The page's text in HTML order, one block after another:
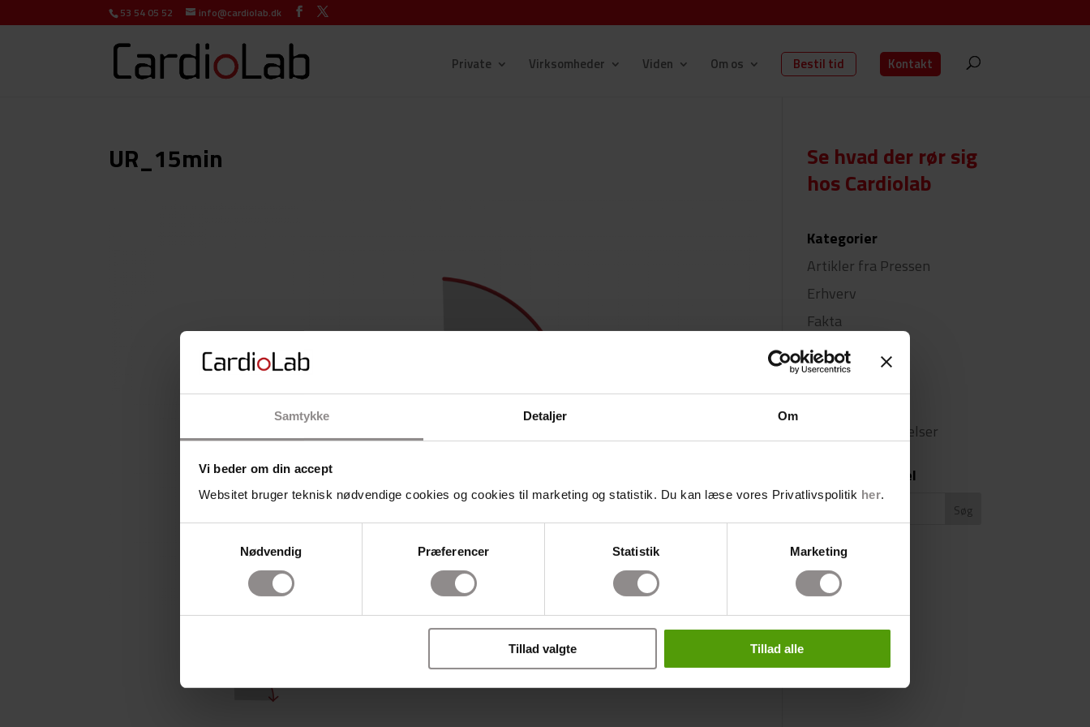
Samtykke Detaljer Om
Vi beder om din accept
Websitet bruger teknisk nødvendige cookies og cookies til marketing og statistik. Du kan læse vores Privatlivspolitik her.
Nødvendig
Præferencer Statistik Marketing
Tillad valgte Tillad alle
53 54 05 52 info@cardiolab.dk
Private Virksomheder Viden Om os Bestil tid Kontakt
UR_15min
Se hvad der rør sig
hos Cardiolab
Kategorier
Artikler fra Pressen
Erhverv
Fakta
Forebyg
Forskning
Privat Undersøgelser
Søg efter artikel